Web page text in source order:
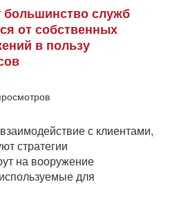
большинство служб
от собственных
в пользу
с клиентами,
стратегии
на вооружение
для